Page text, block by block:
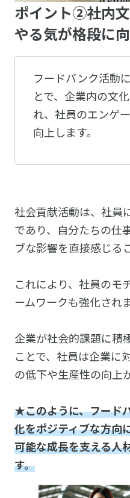
ポイント②社内
やる気が格段に
フードバンク活動
とで、企業内の文
れ、社員のエンゲ
向上します。
社会貢献活動は、社員
であり、自分たちの仕
ブな影響を直接感じる
これにより、社員のモ
ームワークも強化されま
企業が社会的課題に積
ことで、社員は企業に
の低下や生産性の向上
★このように、フード
化をポジティブな方向
可能な成長を支える人
す。